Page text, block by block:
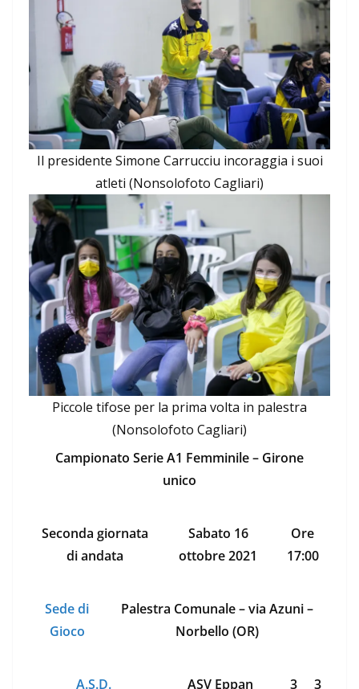
Il presidente Simone Carrucciu incoraggia i suoi
atleti (Nonsolofoto Cagliari)
Piccole tifose per la prima volta in palestra
(Nonsolofoto Cagliari)
Campionato Serie A1 Femminile – Girone
unico
Seconda giornata
di andata
Sabato 16
ottobre 2021
Ore
17:00
Sede di
Gioco
Palestra Comunale – via Azuni –
Norbello (OR)
A.S.D. ASV Eppan 3 3